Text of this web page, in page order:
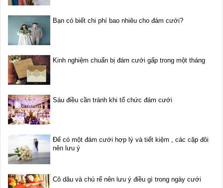
Bạn có biết chi phí bao nhiêu cho đám cưới?
Kinh nghiệm chuẩn bị đám cưới gấp trong một tháng
Sáu điều cần tránh khi tổ chức đám cưới
Để có một đám cưới hợp lý và tiết kiệm , các cặp đôi
nên lưu ý
Cô dâu và chú rể nên lưu ý điều gì trong ngày cưới